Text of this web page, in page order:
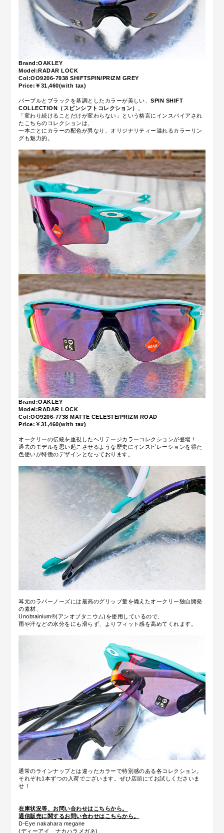
Brand:OAKLEY
Model:RADAR LOCK
Col:OO9206-7938 SHIFTSPIN/PRIZM GREY
Price:￥31,460(with tax)
パープルとブラックを基調としたカラーが美しい、SPIN SHIFT
COLLECTION（スピンシフトコレクション）
。
「変わり続けることだけが変わらない」という格言にインスパイアされ
たこちらのコレクションは、
一本ごとにカラーの配色が異なり、オリジナリティー溢れるカラーリン
グも魅力的。
Brand:OAKLEY
Model:RADAR LOCK
Col:OO9206-7738 MATTE CELESTE/PRIZM ROAD
Price:￥31,460(with tax)
オークリーの伝統を重視したヘリテージカラーコレクションが登場！
過去のモデルを思い起こさせるような歴史にインスピレーションを得た
色使いが特徴のデザインとなっております。
耳元のラバーノーズには最高のグリップ量を備えたオークリー独自開発
の素材、
Unobtainium®(アンオブタニウム) を使用しているので、
雨や汗などの水分をにも滑らず、よりフィット感を高めてくれます。
通常のラインナップとは違ったカラーで特別感のある各コレクション。
それぞれ1本ずつの入荷でございます。ぜひ店頭にてお試しくださいま
せ！
在庫状況等、お問い合わせはこちらから。
通信販売に関するお問い合わせはこちらから。
D-Eye nakahara megane
(ディーアイ ナカハラメガネ)